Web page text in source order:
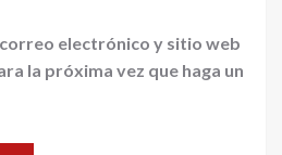
electrónico y sitio web
la próxima vez que haga un